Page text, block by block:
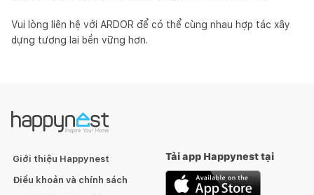
Vui lòng liên hệ với ARDOR để có thể cùng nhau hợp tác xây
dựng tương lai bền vững hơn.
Giới thiệu Happynest
Điều khoản và chính sách
Tải app Happynest tại